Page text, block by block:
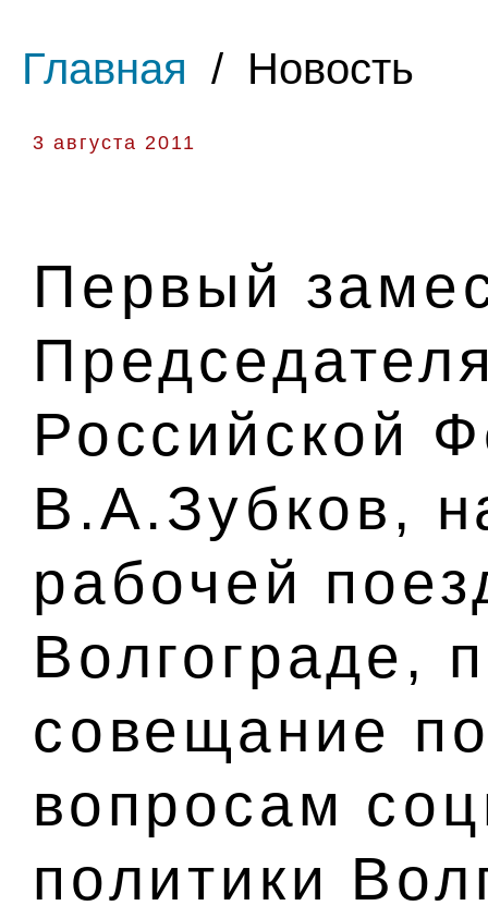
Главная / Новость
3 августа 2011
Первый
Российской
В.А.Зубков,
рабочей
Волгограде,
совещание
вопросам
политики